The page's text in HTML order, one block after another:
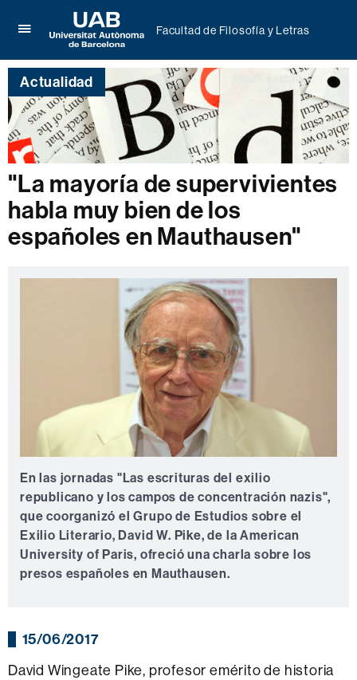
aquí
para
desplegar
el
menú
de
Facultad
de
Filosofía
y
Letras
Universitat
Autònoma
de
Barcelona
Facultad de Filosofía y Letras
Actualidad
"La mayoría de supervivientes
habla muy bien de los
españoles en Mauthausen"
En las jornadas "Las escrituras del exilio
republicano y los campos de concentración nazis",
que coorganizó el Grupo de Estudios sobre el
Exilio Literario, David W. Pike, de la American
University of Paris, ofreció una charla sobre los
presos españoles en Mauthausen.
15/06/2017
David Wingeate Pike, profesor emérito de historia